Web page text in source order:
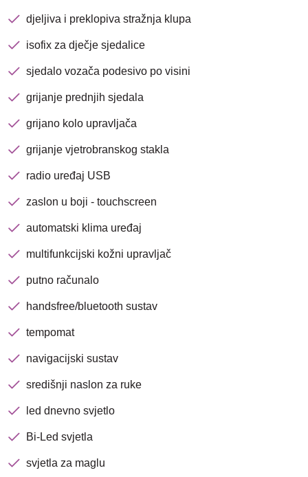
djeljiva i preklopiva stražnja klupa
isofix za dječje sjedalice
sjedalo vozača podesivo po visini
grijanje prednjih sjedala
grijano kolo upravljača
grijanje vjetrobranskog stakla
radio uređaj USB
zaslon u boji - touchscreen
automatski klima uređaj
multifunkcijski kožni upravljač
putno računalo
handsfree/bluetooth sustav
tempomat
navigacijski sustav
središnji naslon za ruke
led dnevno svjetlo
Bi-Led svjetla
svjetla za maglu
Nova lokacija - Slavonska
avenija 102, Resnik
Brza pretraga
Traži